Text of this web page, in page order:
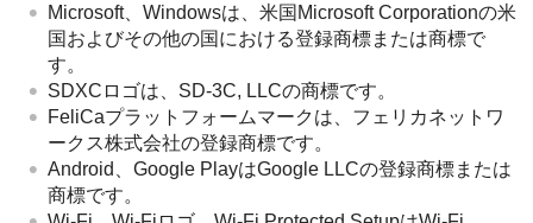
Microsoft、Windowsは、米国Microsoft Corporationの米
国およびその他の国における登録商標または商標で
す。
SDXCロゴは、SD-3C, LLCの商標です。
FeliCaプラットフォームマークは、フェリカネットワ
ークス株式会社の登録商標です。
Android、Google PlayはGoogle LLCの登録商標または
商標です。